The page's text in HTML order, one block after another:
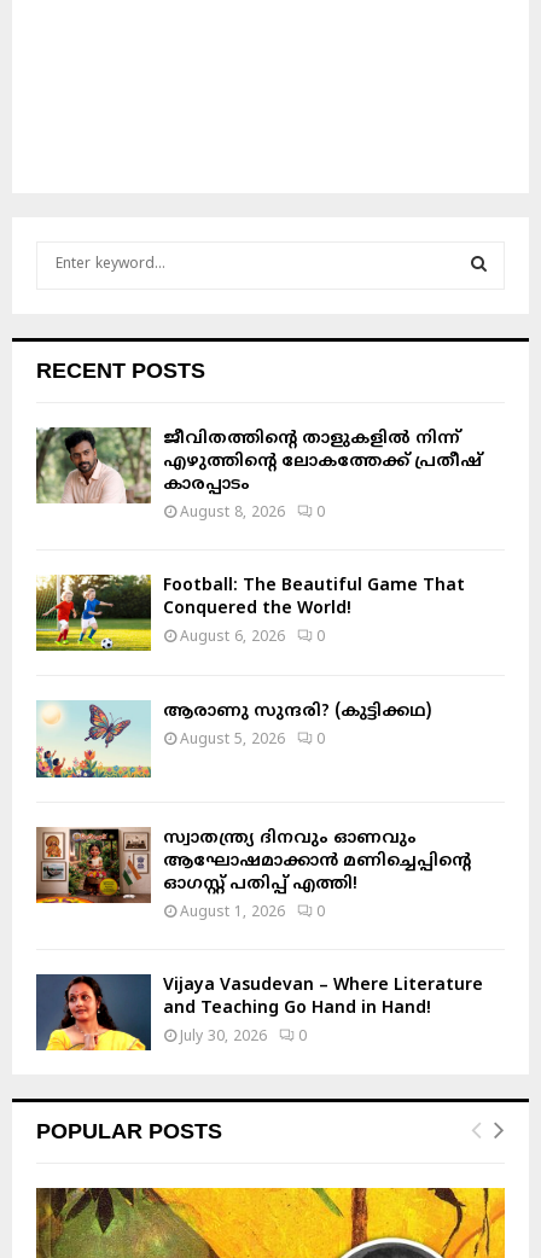
h
o
r
:
R
RECENT POSTS
ജീവിതത്തിന്റെ താളുകളിൽ നിന്ന്
എഴുത്തിന്റെ ലോകത്തേക്ക് പ്രതീഷ്
കാരപ്പാടം
August 8, 2026 0
Football: The Beautiful Game That
Conquered the World!
August 6, 2026 0
ആരാണു സുന്ദരി? (കുട്ടിക്കഥ)
August 5, 2026 0
സ്വാതന്ത്ര്യ ദിനവും ഓണവും
ആഘോഷമാക്കാൻ മണിച്ചെപ്പിന്റെ
ഓഗസ്റ്റ് പതിപ്പ് എത്തി!
August 1, 2026 0
Vijaya Vasudevan – Where Literature
and Teaching Go Hand in Hand!
July 30, 2026 0
POPULAR POSTS